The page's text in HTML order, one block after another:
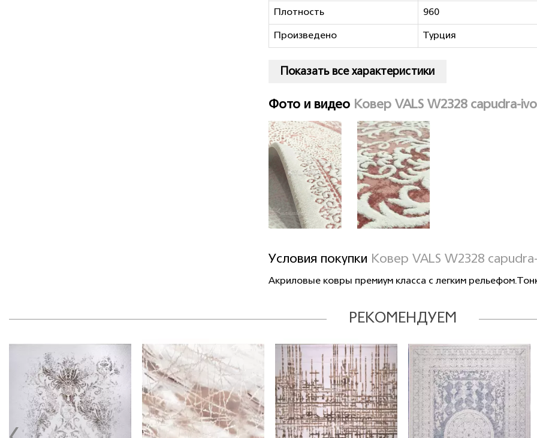
Плотность 960
Произведено Турция
Показать все характеристики
Фото и видео Ковер VALS W2328 capudra-
Условия покупки Ковер VALS W2328
Акриловые ковры премиум класса с легким
РЕКОМЕНДУЕМ